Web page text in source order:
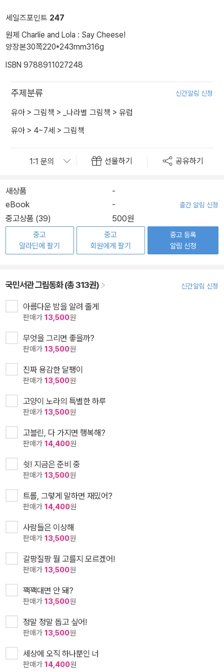
세일즈포인트 247
원제 Charlie and Lola : Say Cheese!
양장본30쪽220*243mm316g
ISBN 9788911027248
주제분류 신간알림 신청
유아 > 그림책 > _나라별 그림책 > 유럽
유아 > 4~7세 > 그림책
선물하기 공유하기
새상품
-
eBook
- 출간 알림 신청
중고상품 (39) 500원
중고
알라딘에 팔기
중고
회원에게 팔기
중고 등록
알림 신청
국민서관 그림동화 (총 313권) 신간알림 신청
아름다운 밤을 알려 줄게
판매가 13,500원
무엇을 그리면 좋을까?
판매가 13,500원
진짜 용감한 달팽이
판매가 13,500원
고양이 노라의 특별한 하루
판매가 13,500원
고블린, 다 가지면 행복해?
판매가 14,400원
쉿! 지금은 준비 중
판매가 13,500원
트롤, 그렇게 말하면 재밌어?
판매가 14,400원
사람들은 이상해
판매가 13,500원
갈팡질팡 뭘 고를지 모르겠어!
판매가 13,500원
꽥꽥대면 안 돼?
판매가 13,500원
정말 정말 돕고 싶어!
판매가 13,500원
세상에 오직 하나뿐인 너
판매가 14,400원